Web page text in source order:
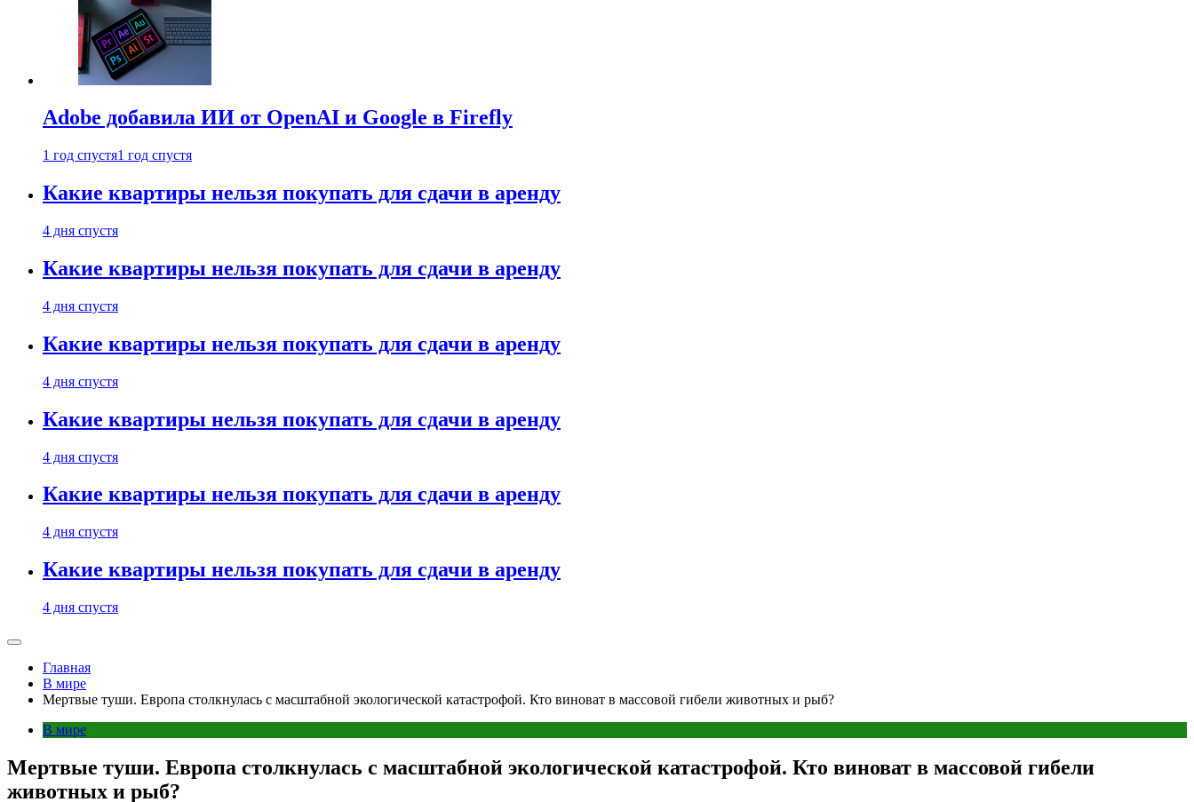
Adobe добавила ИИ от OpenAI и Google в Firefly
1 год спустя1 год спустя
Какие квартиры нельзя покупать для сдачи в аренду
4 дня спустя
Какие квартиры нельзя покупать для сдачи в аренду
4 дня спустя
Какие квартиры нельзя покупать для сдачи в аренду
4 дня спустя
Какие квартиры нельзя покупать для сдачи в аренду
4 дня спустя
Какие квартиры нельзя покупать для сдачи в аренду
4 дня спустя
Какие квартиры нельзя покупать для сдачи в аренду
4 дня спустя
Главная
В мире
Мертвые туши. Европа столкнулась с масштабной экологической катастрофой. Кто виноват в массовой гибели животных и рыб?
В мире
Мертвые туши. Европа столкнулась с масштабной экологической катастрофой. Кто виноват в массовой гибели
животных и рыб?